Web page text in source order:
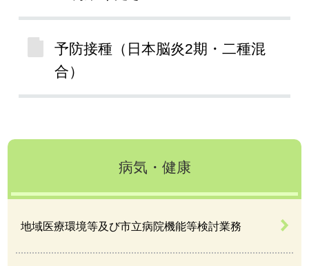
予防接種（日本脳炎2期・二種混
合）
病気・健康
地域医療環境等及び市立病院機能等検討業務